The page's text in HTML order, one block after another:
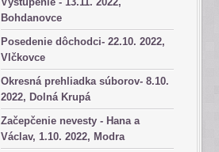
Bohdanovce
Posedenie dôchodci- 22.10. 2022,
Vlčkovce
Okresná prehliadka súborov- 8.10.
2022, Dolná Krupá
Začepčenie nevesty - Hana a
Václav, 1.10. 2022, Modra